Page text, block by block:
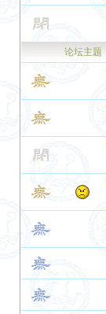
论坛主题